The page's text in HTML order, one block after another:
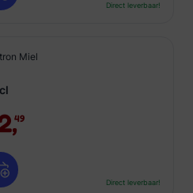
Direct leverbaar!
Miel
49
Direct leverbaar!